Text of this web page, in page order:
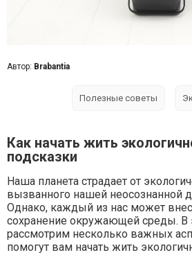
Как начать жить
подсказки
Наша планета страдает от
вызванного нашей неосознанной
Однако, каждый из нас может
сохранение окружающей среды. В
рассмотрим несколько важных
помогут вам начать жить
Автор: Brabantia
Полезные советы